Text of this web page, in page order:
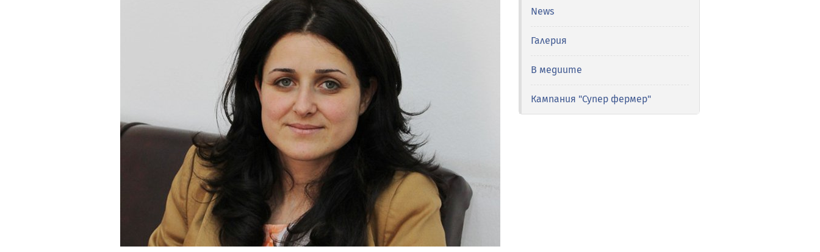
News
Галерия
В медиите
Кампания "Супер фермер"